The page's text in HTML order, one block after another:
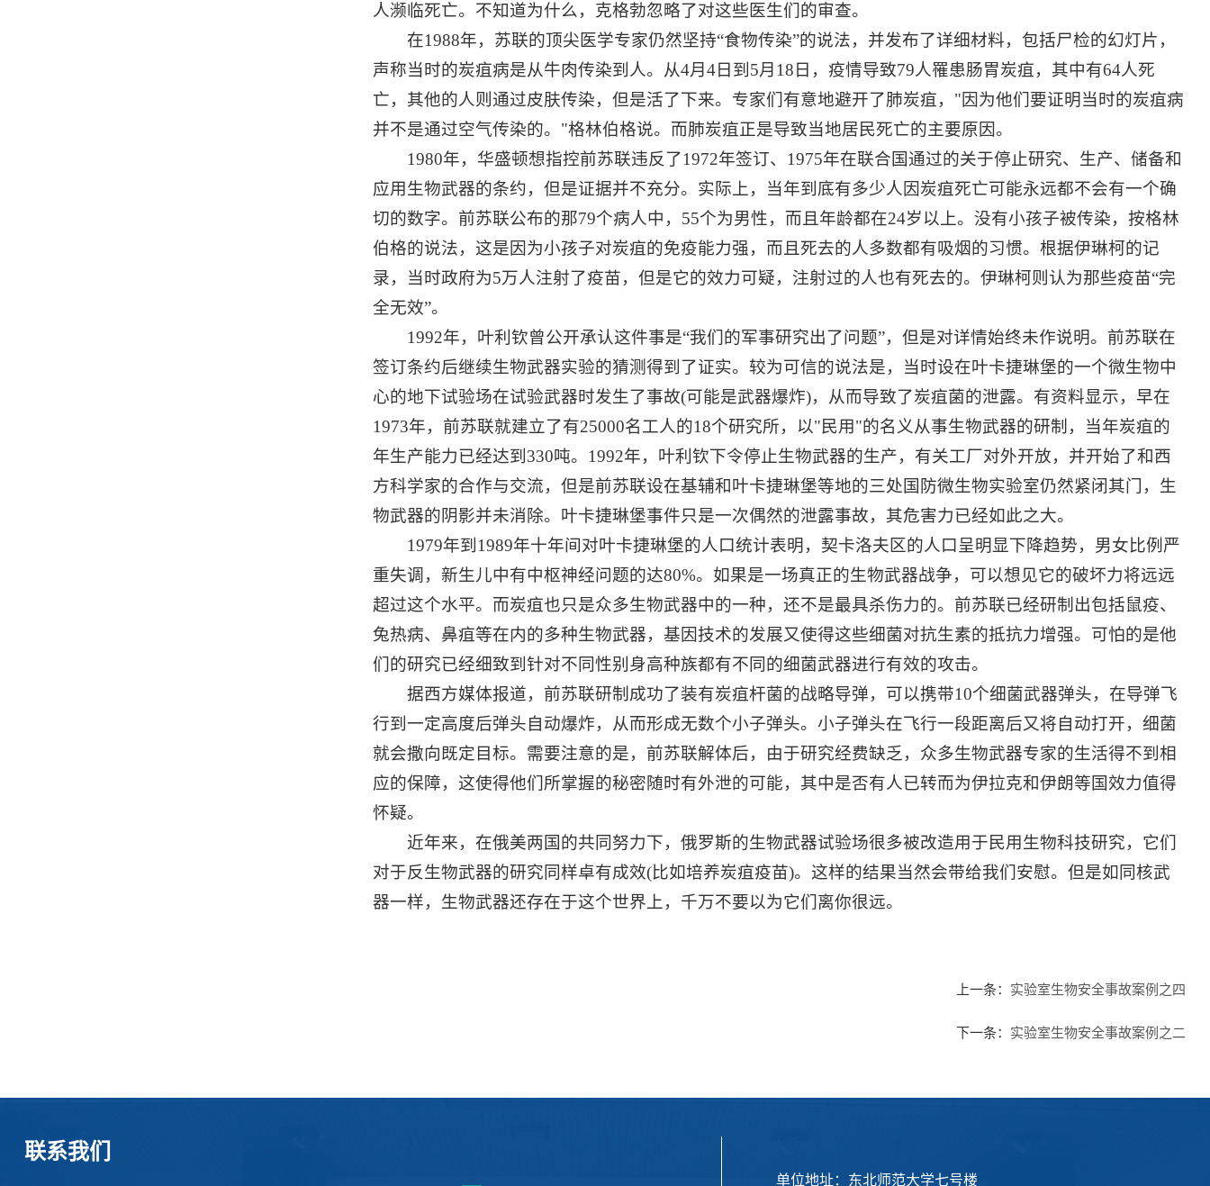
人濒临死亡。不知道为什么，克格勃忽略了对这些医生们的审查。
在1988年，苏联的顶尖医学专家仍然坚持“食物传染”的说法，并发布了详细材料，包括尸检的幻灯片，
声称当时的炭疽病是从牛肉传染到人。从4月4日到5月18日，疫情导致79人罹患肠胃炭疽，其中有64人死
亡，其他的人则通过皮肤传染，但是活了下来。专家们有意地避开了肺炭疽，"因为他们要证明当时的炭疽病
并不是通过空气传染的。"格林伯格说。而肺炭疽正是导致当地居民死亡的主要原因。
1980年，华盛顿想指控前苏联违反了1972年签订、1975年在联合国通过的关于停止研究、生产、储备和
应用生物武器的条约，但是证据并不充分。实际上，当年到底有多少人因炭疽死亡可能永远都不会有一个确
切的数字。前苏联公布的那79个病人中，55个为男性，而且年龄都在24岁以上。没有小孩子被传染，按格林
伯格的说法，这是因为小孩子对炭疽的免疫能力强，而且死去的人多数都有吸烟的习惯。根据伊琳柯的记
录，当时政府为5万人注射了疫苗，但是它的效力可疑，注射过的人也有死去的。伊琳柯则认为那些疫苗“完
全无效”。
1992年，叶利钦曾公开承认这件事是“我们的军事研究出了问题”，但是对详情始终未作说明。前苏联在
签订条约后继续生物武器实验的猜测得到了证实。较为可信的说法是，当时设在叶卡捷琳堡的一个微生物中
心的地下试验场在试验武器时发生了事故(可能是武器爆炸)，从而导致了炭疽菌的泄露。有资料显示，早在
1973年，前苏联就建立了有25000名工人的18个研究所，以"民用"的名义从事生物武器的研制，当年炭疽的
年生产能力已经达到330吨。1992年，叶利钦下令停止生物武器的生产，有关工厂对外开放，并开始了和西
方科学家的合作与交流，但是前苏联设在基辅和叶卡捷琳堡等地的三处国防微生物实验室仍然紧闭其门，生
物武器的阴影并未消除。叶卡捷琳堡事件只是一次偶然的泄露事故，其危害力已经如此之大。
1979年到1989年十年间对叶卡捷琳堡的人口统计表明，契卡洛夫区的人口呈明显下降趋势，男女比例严
重失调，新生儿中有中枢神经问题的达80%。如果是一场真正的生物武器战争，可以想见它的破坏力将远远
超过这个水平。而炭疽也只是众多生物武器中的一种，还不是最具杀伤力的。前苏联已经研制出包括鼠疫、
兔热病、鼻疽等在内的多种生物武器，基因技术的发展又使得这些细菌对抗生素的抵抗力增强。可怕的是他
们的研究已经细致到针对不同性别身高种族都有不同的细菌武器进行有效的攻击。
据西方媒体报道，前苏联研制成功了装有炭疽杆菌的战略导弹，可以携带10个细菌武器弹头，在导弹飞
行到一定高度后弹头自动爆炸，从而形成无数个小子弹头。小子弹头在飞行一段距离后又将自动打开，细菌
就会撒向既定目标。需要注意的是，前苏联解体后，由于研究经费缺乏，众多生物武器专家的生活得不到相
应的保障，这使得他们所掌握的秘密随时有外泄的可能，其中是否有人已转而为伊拉克和伊朗等国效力值得
怀疑。
近年来，在俄美两国的共同努力下，俄罗斯的生物武器试验场很多被改造用于民用生物科技研究，它们
对于反生物武器的研究同样卓有成效(比如培养炭疽疫苗)。这样的结果当然会带给我们安慰。但是如同核武
器一样，生物武器还存在于这个世界上，千万不要以为它们离你很远。
上一条： 实验室生物安全事故案例之四
下一条： 实验室生物安全事故案例之二
联系我们
单位地址：东北师范大学七号楼